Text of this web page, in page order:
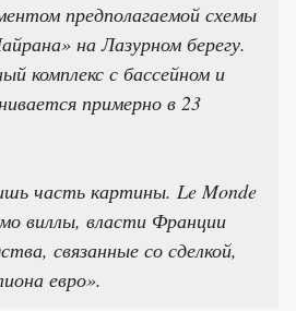
предполагаемой схемы
на Лазурном берегу.
комплекс с бассейном и
примерно в 23
часть картины. Le Monde
виллы, власти Франции
связанные со сделкой,
евро».